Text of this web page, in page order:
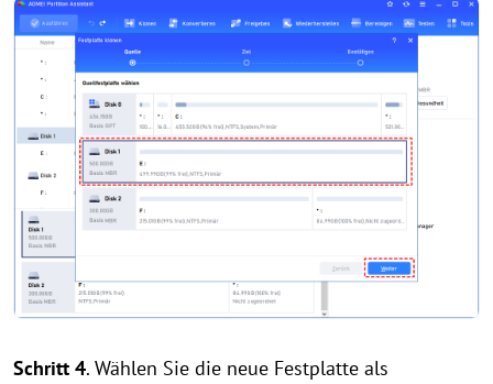
Schritt 4. Wählen Sie die neue Festplatte als